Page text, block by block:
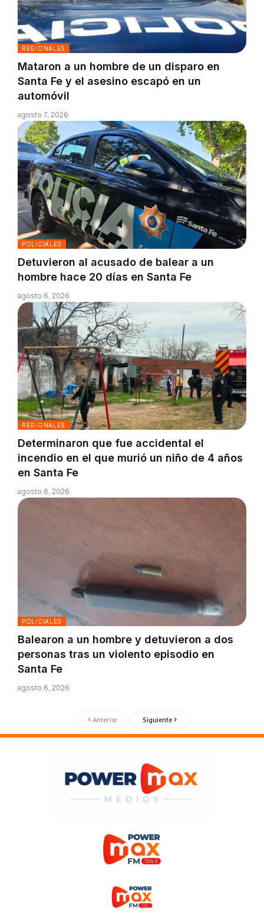
REGIONALES
Mataron a un hombre de un disparo en
Santa Fe y el asesino escapó en un
automóvil
agosto 7, 2026
POLICIALES
Detuvieron al acusado de balear a un
hombre hace 20 días en Santa Fe
agosto 6, 2026
REGIONALES
Determinaron que fue accidental el
incendio en el que murió un niño de 4 años
en Santa Fe
agosto 6, 2026
POLICIALES
Balearon a un hombre y detuvieron a dos
personas tras un violento episodio en
Santa Fe
agosto 6, 2026
Anterior Siguiente